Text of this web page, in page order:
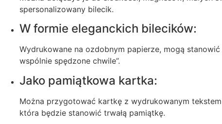
spersonalizowany bilecik.
W formie eleganckich bilecików:
Wydrukowane na ozdobnym papierze, mogą
wspólnie spędzone chwile”.
Jako pamiątkowa kartka:
Można przygotować kartkę z wydrukowanym
która będzie stanowić trwałą pamiątkę.